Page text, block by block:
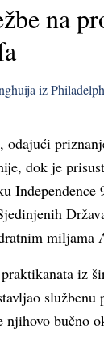
na
iz
dok je
miljama
iz
bučno